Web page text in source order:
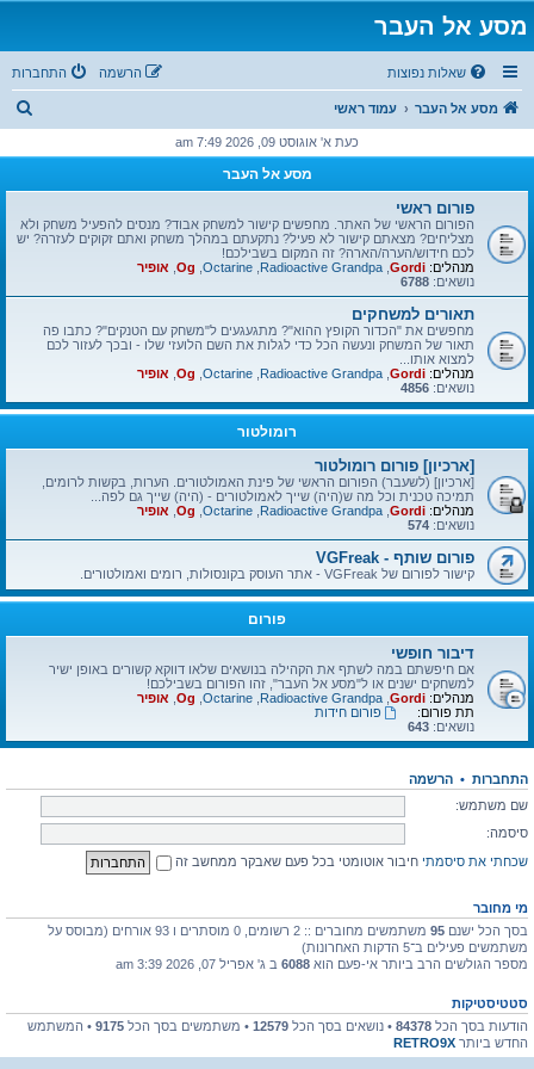
מסע אל העבר
שאלות נפוצות התחברות הרשמה
מסע אל העבר עמוד ראשי
ו
כעת א' אוגוסט 09, 2026 7:49 am
מסע אל העבר
פורום ראשי
הפורום הראשי של האתר. מחפשים קישור למשחק אבוד? מנסים להפעיל משחק ולא
מצליחים? מצאתם קישור לא פעיל? נתקעתם במהלך משחק ואתם זקוקים לעזרה? יש
לכם חידוש/הערה/הארה? זה המקום בשבילכם!
מנהלים: Gordi
Radioactive Grandpa
Octarine
Og אופיר
נושאים: 6788
תאורים למשחקים
מחפשים את "הכדור הקופץ ההוא"? מתגעגעים ל"משחק עם הטנקים"? כתבו פה
תאור של המשחק ונעשה הכל כדי לגלות את השם הלועזי שלו - ובכך לעזור לכם
למצוא אותו...
מנהלים: Gordi
Radioactive Grandpa
Octarine
Og אופיר
נושאים: 4856
רומולטור
[ארכיון] פורום רומולטור
[ארכיון] (לשעבר) הפורום הראשי של פינת האמולטורים. הערות, בקשות לרומים,
תמיכה טכנית וכל מה ש(היה) שייך לאמולטורים - (היה) שייך גם לפה...
מנהלים: Gordi
Radioactive Grandpa
Octarine
Og אופיר
נושאים: 574
פורום שותף - VGFreak
קישור לפורום של VGFreak - אתר העוסק בקונסולות, רומים ואמולטורים.
פורום
דיבור חופשי
אם חיפשתם במה לשתף את הקהילה בנושאים שלאו דווקא קשורים באופן ישיר
למשחקים ישנים או ל"מסע אל העבר", זהו הפורום בשבילכם!
מנהלים: Gordi
Radioactive Grandpa
Octarine
Og אופיר
תת פורום:
פורום חידות
נושאים: 643
התחברות • הרשמה
שם משתמש:
סיסמה:
שכחתי את סיסמתי חיבור אוטומטי בכל פעם שאבקר ממחשב זה
מי מחובר
בסך הכל ישנם 95
משתמשים מחוברים :: 2 רשומים, 0 מוסתרים ו 93 אורחים (מבוסס על
משתמשים פעילים ב־5 הדקות האחרונות)
מספר הגולשים הרב ביותר אי-פעם הוא 6088 ב ג' אפריל 07, 2026 3:39 am
סטטיסטיקות
הודעות בסך הכל 84378 • נושאים בסך הכל 12579 • משתמשים בסך הכל 9175 • המשתמש
החדש ביותר RETRO9X